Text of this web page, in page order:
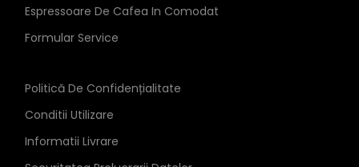
Espressoare De Cafea In Comodat
Formular Service
Politică De Confidențialitate
Conditii Utilizare
Informatii Livrare